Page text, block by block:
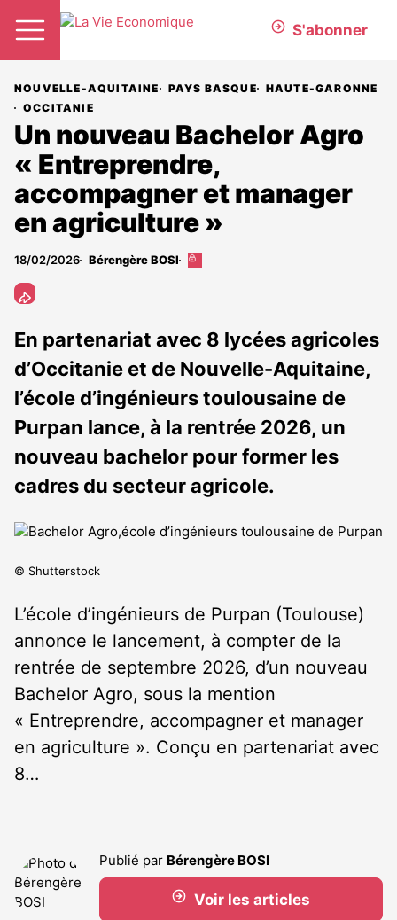
S'abonner
NOUVELLE-AQUITAINE PAYS BASQUE
HAUTE-GARONNE
OCCITANIE
Un nouveau Bachelor Agro
« Entreprendre,
accompagner et manager
en agriculture »
18/02/2026 Bérengère BOSI
Cet
abonnés
En partenariat avec 8 lycées agricoles
d’Occitanie et de Nouvelle-Aquitaine,
l’école d’ingénieurs toulousaine de
Purpan lance, à la rentrée 2026, un
nouveau bachelor pour former les
cadres du secteur agricole.
© Shutterstock
L’école d’ingénieurs de Purpan (Toulouse)
annonce le lancement, à compter de la
rentrée de septembre 2026, d’un nouveau
Bachelor Agro, sous la mention
« Entreprendre, accompagner et manager
en agriculture ». Conçu en partenariat avec
8…
Publié par Bérengère BOSI
Voir les articles